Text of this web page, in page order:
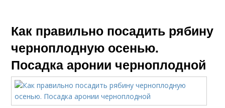
Как правильно посадить рябину
черноплодную осенью.
Посадка аронии черноплодной